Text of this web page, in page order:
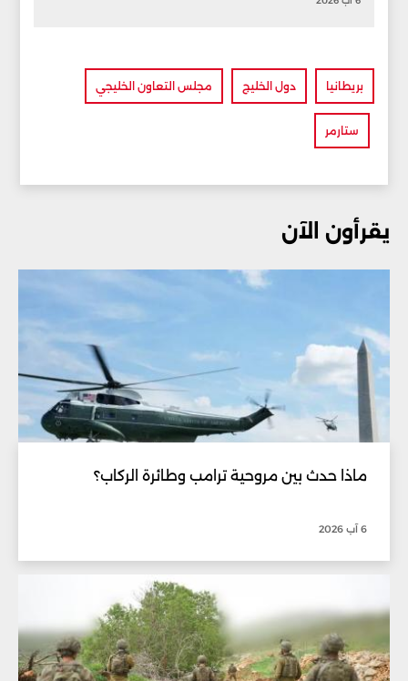
بريطانيا دول الخليج مجلس التعاون الخليجي
ستارمر
يقرأون الآن
ماذا حدث بين مروحية ترامب وطائرة الركاب؟
6 آب 2026